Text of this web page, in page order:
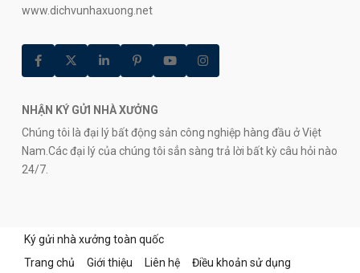
www.dichvunhaxuong.net
NHẬN KÝ GỬI NHÀ XƯỞNG
Chúng tôi là đại lý bất động sản công nghiệp hàng đầu ở Việt
Nam.Các đại lý của chúng tôi sẳn sàng trả lời bất kỳ câu hỏi nào
24/7.
Ký gửi nhà xưởng toàn quốc
Trang chủ
Giới thiệu Liên hệ
Điều khoản sử dụng